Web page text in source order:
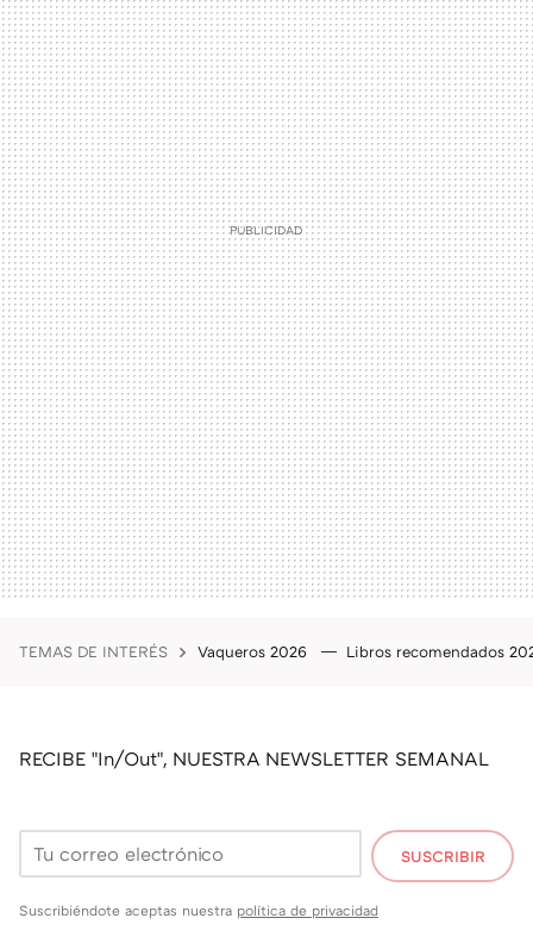
TEMAS DE INTERÉS Vaqueros 2026 Libros recomendados
RECIBE "In/Out", NUESTRA NEWSLETTER SEMANAL
SUSCRIBIR
Suscribiéndote aceptas nuestra política de privacidad